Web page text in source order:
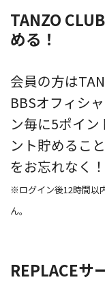
TANZO
める！
会員の方は
BBSオフィシ
ン毎に5ポイ
ント貯めるこ
をお忘れなく！
※ログイン後12時間以
ん。
REPLACEサ